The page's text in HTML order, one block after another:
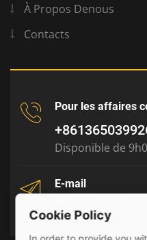
À Propos Denous
Contacts
Pour les affaires
Disponible de
E-mail
Cookie Policy